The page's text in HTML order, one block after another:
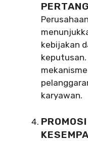
kebijakan
keputusan.
karyawan.